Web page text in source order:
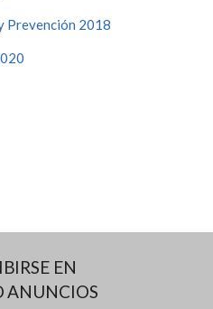
Prevención 2018
EN
ANUNCIOS